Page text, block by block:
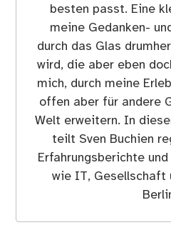
besten passt. Eine
meine Gedanken-
durch das Glas
wird, die aber eben
mich, durch meine
offen aber für andere
Welt erweitern. In
teilt Sven Buchien
Erfahrungsberichte
wie IT, Gesellschaft